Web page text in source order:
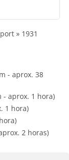
» 1931
- aprox. 38
- aprox. 1 hora)
1 hora)
2 horas)